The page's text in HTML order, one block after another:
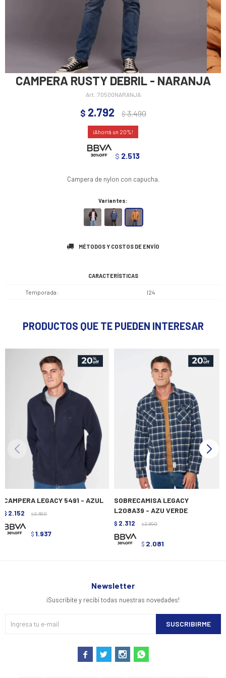
CAMPERA RUSTY DEBRIL - NARANJA
70500NARANJA
$ 2.792 $3.490
20
$ 2.513
Campera de nylon con capucha.
Variantes:
MÉTODOS Y COSTOS DE ENVÍO
CARACTERÍSTICAS
Temporada I24
PRODUCTOS QUE TE PUEDEN INTERESAR
CAMPERA LEGACY 5491 - AZUL
$ 2.152 $ 2.690
$ 1.937
SOBRECAMISA LEGACY
L208A39 - AZU VERDE
$ 2.312 $ 2.890
$ 2.081
Newsletter
¡Suscribite y recibí todas nuestras novedades!
SUSCRIBIRME
   